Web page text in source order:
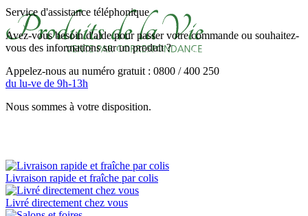
Service d'assistance téléphonique
Avez-vous besoin d'aide pour passer votre commande ou souhaitez-
vous des informations sur un produit ?
Appelez-nous au numéro gratuit : 0800 / 400 250
du lu-ve de 9h-13h
Nous sommes à votre disposition.
Livraison rapide et fraîche par colis
Livré directement chez vous